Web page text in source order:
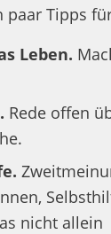
paar Tipps
Leben.
Rede offen
nicht allein